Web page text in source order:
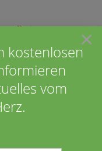
×
kostenlosen
vom